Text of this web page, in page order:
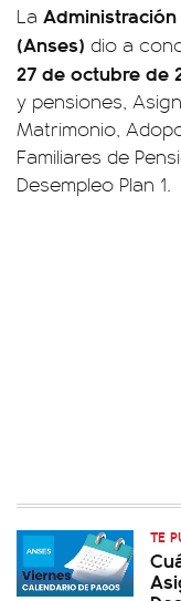
La
(Anses) dio a
27 de octubre de
y pensiones,
Matrimonio,
Familiares de
Desempleo Plan 1.
TE